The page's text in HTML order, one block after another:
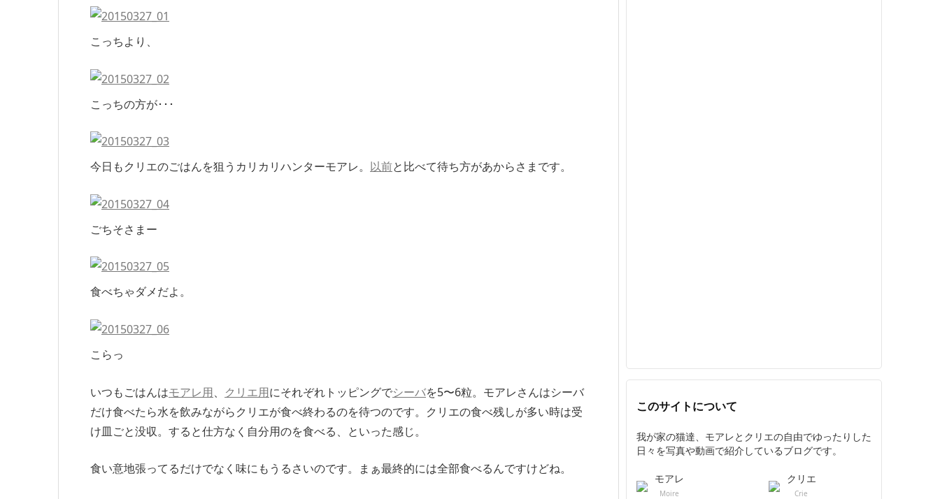
こっちより、
こっちの方が･･･
今日もクリエのごはんを狙うカリカリハンターモアレ。 以前と比べて待ち方があからさまです。
ごちそさまー
食べちゃダメだよ。
こらっ
いつもごはんはモアレ用、 クリエ用にそれぞれトッピングでシーバを5〜6粒。モアレさんはシーバ
だけ食べたら水を飲みながらクリエが食べ終わるのを待つのです。クリエの食べ残しが多い時は受
け皿ごと没収。すると仕方なく自分用のを食べる、といった感じ。
食い意地張ってるだけでなく味にもうるさいのです。まぁ最終的には全部食べるんですけどね。
このサイトについて
我が家の猫達、モアレとクリエの自由でゆったりした
日々を写真や動画で紹介しているブログです。
モアレ
Moire
クリエ
Crie